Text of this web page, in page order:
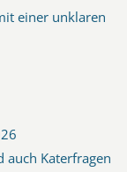
einer unklaren
auch Katerfragen